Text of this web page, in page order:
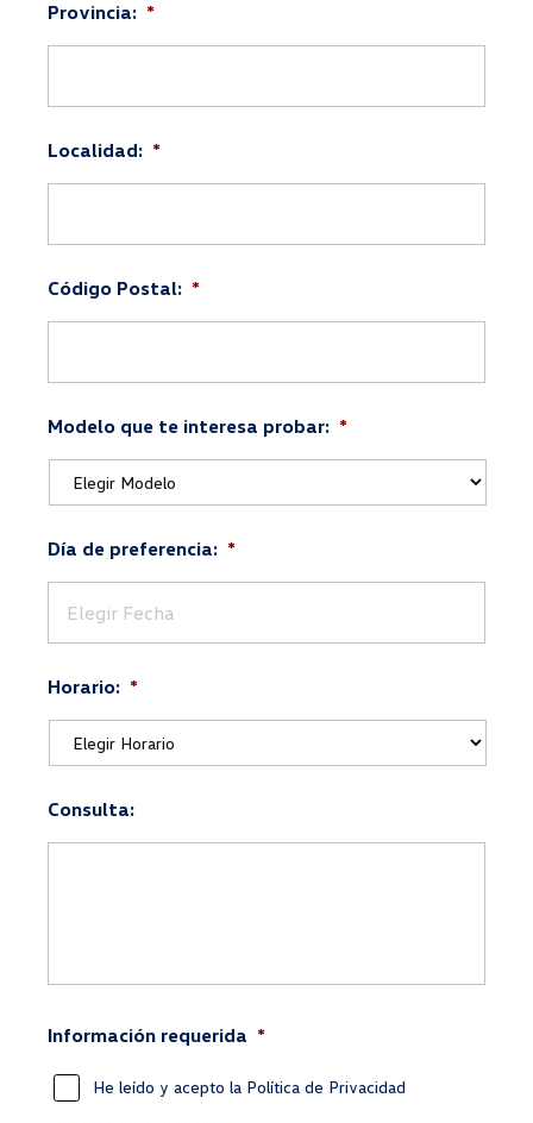
Provincia: *
Localidad: *
Código Postal: *
Modelo que te interesa probar: *
Día de preferencia: *
barra
MM
barra
AAAA
Horario: *
Consulta:
Información requerida *
He leído y acepto la Política de Privacidad